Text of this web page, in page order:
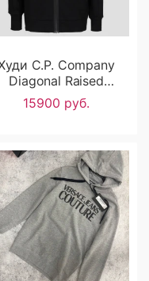
C.P. Company
Diagonal Raised
Fleece Goggle H1040
15900 руб.